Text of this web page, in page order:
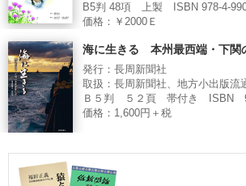
B5判 48項 上製 ISBN 978-4-
価格：￥2000Ｅ
海に生きる 本州最西端・下関
発行：長周新聞社
取扱：長周新聞社、地方小出版流
Ｂ５判 ５２頁 帯付き ISBN
価格：1,600円＋税